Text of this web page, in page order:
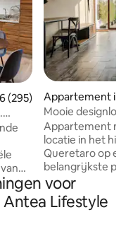
beoordeling van
(295)
die
Appartement in
e Querétaro
Mooie designloft
airconditioning,
Appartement
locatie in het
Queretaro op
belangrijkste
het netwerk van
om wandelende
gebouwen van
voor
Lifestyle